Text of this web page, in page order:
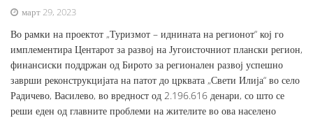
март 29, 2023
Во рамки на проектот „Туризмот – иднината на регионот“ кој го
имплементира Центарот за развој на Југоисточниот плански регион,
финансиски поддржан од Бирото за регионален развој успешно
заврши реконструкцијата на патот до црквата „Свети Илија“ во село
Радичево, Василево, во вредност од 2.196.616 денари, со што се
реши еден од главните проблеми на жителите во ова населено